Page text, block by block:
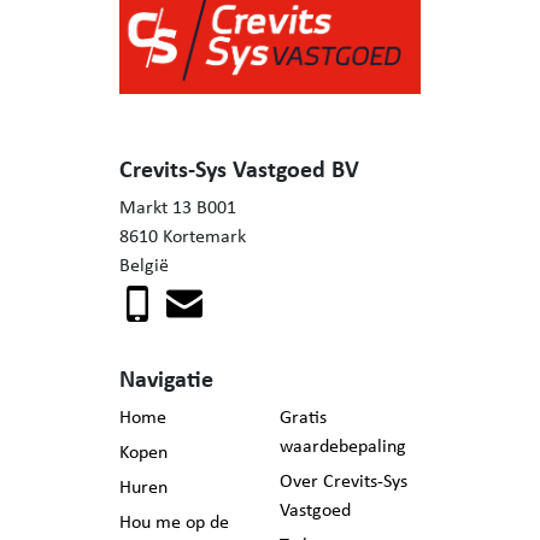
De woning bevindt zich op 6km van het station van
Kortemark en op fietsafstand van bakker in Handzame /
- Géén renovatieverplichting
- Praktijkruimte mogelijk
- Zeer ruime woning
- Ruime, landelijke tuin met vergezicht
Interesse in deze woning? Aarzel niet en bel Mieke voor
een bezoek: 0471/57 94 06.
Crevits-Sys Vastgoed BV
Markt 13 B001
8610 Kortemark
België
Navigatie
Home
Kopen
Huren
Hou me op de
Gratis
waardebepaling
Over Crevits-Sys
Vastgoed